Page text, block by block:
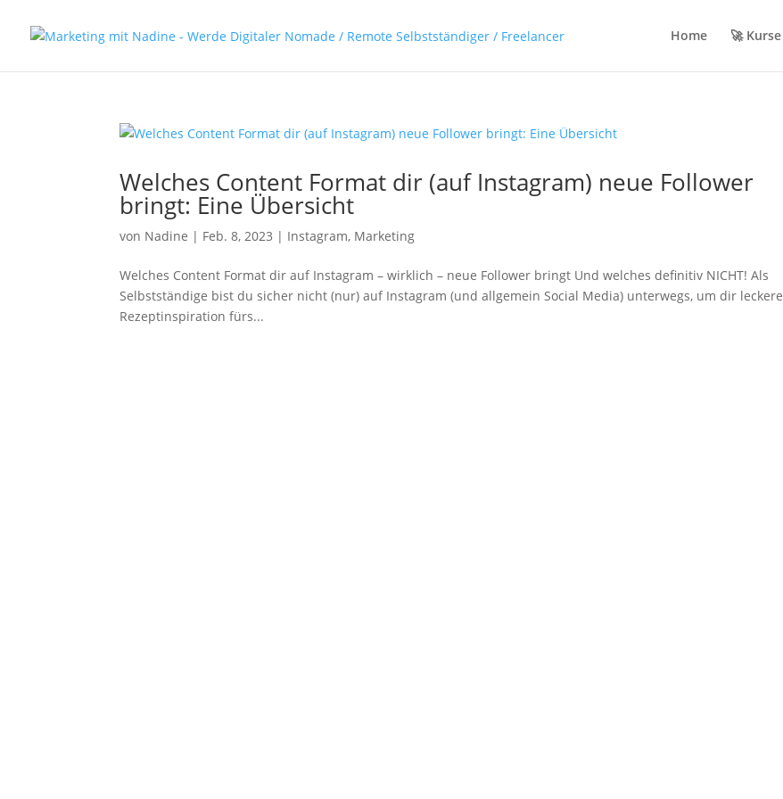
Home 🚀 Kurse
Welches Content Format dir (auf Instagram) neue Follower
bringt: Eine Übersicht
von Nadine | Feb. 8, 2023 | Instagram, Marketing
Welches Content Format dir auf Instagram – wirklich – neue Follower bringt Und welches definitiv NICHT! Als
Selbstständige bist du sicher nicht (nur) auf Instagram (und allgemein Social Media) unterwegs, um dir leckere
Rezeptinspiration fürs...